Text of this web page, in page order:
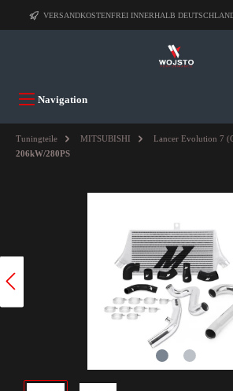
VERSANDKOSTENFREI INNERHALB
Navigation
Tuningteile MITSUBISHI Lancer Evolution 7
206kW/280PS